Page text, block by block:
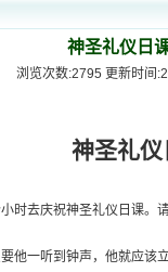
神圣礼仪日
浏览次数:2795 更新时间
神圣礼仪
时去庆祝神圣礼仪日课。
他一听到钟声，他就应